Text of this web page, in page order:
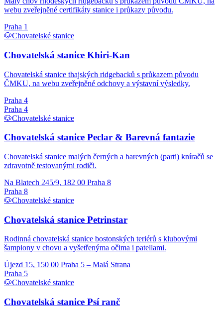
webu zveřejněné certifikáty stanice i průkazy původu.
Praha 1
🐶Chovatelské stanice
Chovatelská stanice Khiri-Kan
Chovatelská stanice thajských ridgebacků s průkazem původu
ČMKU, na webu zveřejněné odchovy a výstavní výsledky.
Praha 4
Praha 4
🐶Chovatelské stanice
Chovatelská stanice Peclar & Barevná fantazie
Chovatelská stanice malých černých a barevných (parti) kníračů se
zdravotně testovanými rodiči.
Na Blatech 245/9, 182 00 Praha 8
Praha 8
🐶Chovatelské stanice
Chovatelská stanice Petrinstar
Rodinná chovatelská stanice bostonských teriérů s klubovými
šampiony v chovu a vyšetřenýma očima i patellami.
Újezd 15, 150 00 Praha 5 – Malá Strana
Praha 5
🐶Chovatelské stanice
Chovatelská stanice Psí ranč